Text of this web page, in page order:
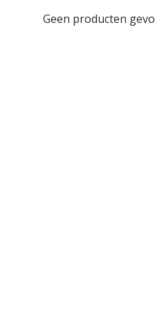
Geen producten